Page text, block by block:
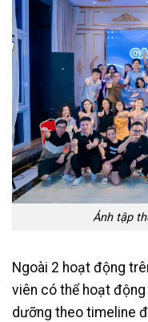
Ảnh tập
Ngoài 2 hoạt động
viên có thể hoạt
dưỡng theo timeline